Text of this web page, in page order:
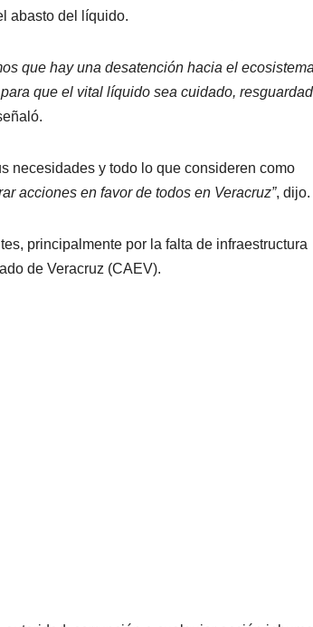
abasto del líquido.
que hay una desatención hacia el
que el vital líquido sea cuidado,
necesidades y todo lo que consideren como
acciones en favor de todos en Veracruz”, dijo.
principalmente por la falta de infraestructura
de Veracruz (CAEV).